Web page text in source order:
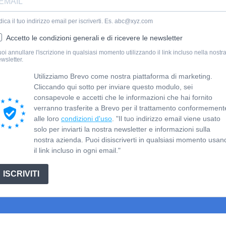
il tuo indirizzo email per iscriverti. Es. abc@xyz.com
Accetto le condizioni generali e di ricevere le newsletter
annullare l'iscrizione in qualsiasi momento utilizzando il link incluso nella nostra
Utilizziamo Brevo come nostra piattaforma di marketing.
Cliccando qui sotto per inviare questo modulo, sei
consapevole e accetti che le informazioni che hai fornito
verranno trasferite a Brevo per il trattamento
alle loro condizioni d'uso . "Il tuo indirizzo email viene usato
solo per inviarti la nostra newsletter e informazioni sulla
nostra azienda. Puoi disiscriverti in qualsiasi momento
il link incluso in ogni email."
ISCRIVITI